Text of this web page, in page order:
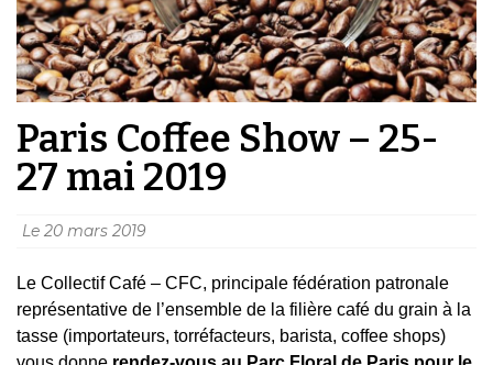
Paris Coffee Show – 25-
27 mai 2019
Le 20 mars 2019
Le Collectif Café – CFC, principale fédération patronale
représentative de l’ensemble de la filière café du grain à la
tasse (importateurs, torréfacteurs, barista, coffee shops)